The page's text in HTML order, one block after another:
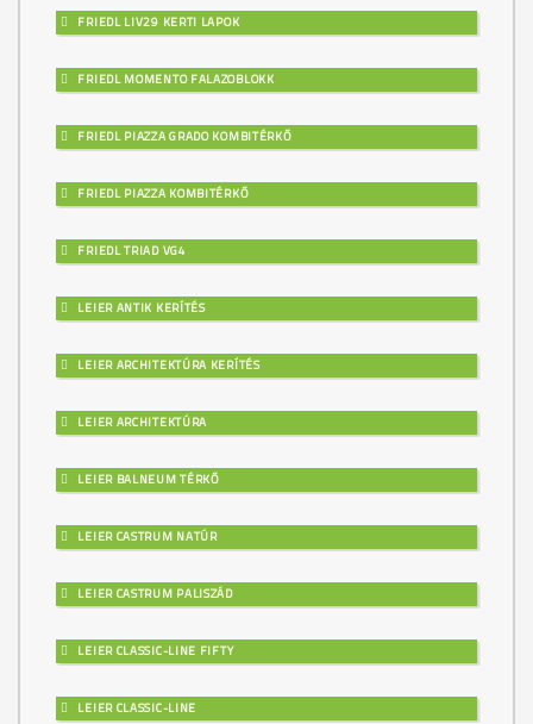
FRIEDL LIV29 KERTI LAPOK
FRIEDL MOMENTO FALAZOBLOKK
FRIEDL PIAZZA GRADO KOMBITÉRKŐ
FRIEDL PIAZZA KOMBITÉRKŐ
FRIEDL TRIAD VG4
LEIER ANTIK KERÍTÉS
LEIER ARCHITEKTÚRA KERÍTÉS
LEIER ARCHITEKTÚRA
LEIER BALNEUM TÉRKŐ
LEIER CASTRUM NATÚR
LEIER CASTRUM PALISZÁD
LEIER CLASSIC-LINE FIFTY
LEIER CLASSIC-LINE